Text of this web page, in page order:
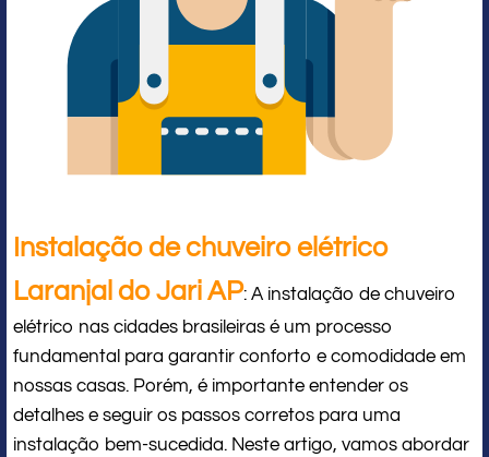
Instalação de chuveiro elétrico
Laranjal do Jari AP: A instalação de chuveiro
elétrico nas cidades brasileiras é um processo
fundamental para garantir conforto e comodidade em
nossas casas. Porém, é importante entender os
detalhes e seguir os passos corretos para uma
instalação bem-sucedida. Neste artigo, vamos abordar